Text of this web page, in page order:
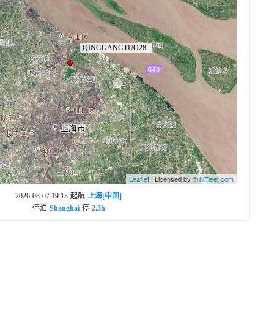
Leaflet | Licensed by ©hiFleet.com
2026-08-07 19:13 起航 上海[中国]
停泊 Shanghai 停 2.3h